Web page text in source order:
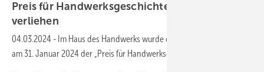
Preis für Handwerksgeschichte erstmals
verliehen
04.03.2024 - Im Haus des Handwerks wurde der Innung SHK Berlin
am 31. Januar 2024 der „Preis für Handwerksgeschichte“ verliehen.